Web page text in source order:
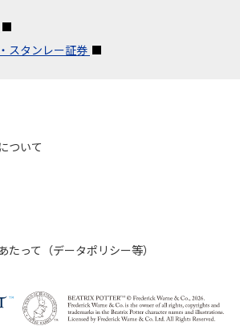
スタンレー証券
ついて
って（データポリシー等）